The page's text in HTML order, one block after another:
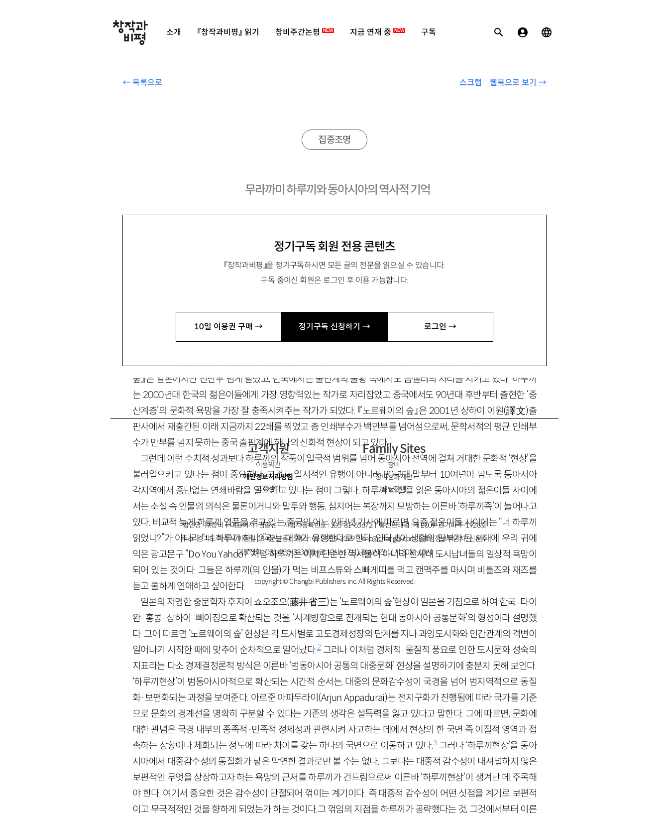
소개 『창작과비평』 읽기 창비주간논평 NEW 지금 연재 중 NEW 구독
← 목록으로 웹북으로 보기 →
스크랩
정기구독 회원 전용 콘텐츠
『창작과비평』을 정기구독하시면 모든 글의 전문을 읽으실 수 있습니다.
구독 중이신 회원은 로그인 후 이용 가능합니다.
10일 이용권 구매 → 정기구독 신청하기 → 로그인 →
집중조명
무라까미 하루끼와 동아시아의 역사적 기억
성공회대 동아시아연구소 연구교수, 중국 현대문학. 주요 논문으로 「포스트모더니즘시대 중국지식계의 ‘문화’담
론」 「현대 중국의 계몽주의 문학론에 대한 비판적 고찰」 등이 있다. jiwoon-b@hanmail.net
1. 감수성이 단절된 틈
미 하루끼(村上春樹) 소설은 전무후무한 판매부수를 기록하며 동아시아 전역으로 확산되고 있다. 『노르웨이의
숲』은 일본에서만 천만부 넘게 팔렸고, 한국에서는 출판계의 불황 속에서도 톱쎌러의 자리를 지키고 있다. 하루끼
는 2000년대 한국의 젊은이들에게 가장 영향력있는 작가로 자리잡았고 중국에서도 90년대 후반부터 출현한 ‘중
산계층’의 문화적 욕망을 가장 잘 충족시켜주는 작가가 되었다. 『노르웨이의 숲』은 2001년 샹하이 이원(譯文)출
판사에서 재출간된 이래 지금까지 22쇄를 찍었고 총 인쇄부수가 백만부를 넘어섬으로써, 문학서적의 평균 인쇄부
수가 만부를 넘지 못하는 중국 출판계에 하나의 신화적 현상이 되고 있다.1
그런데 이런 수치적 성과보다 하루끼의 작품이 일국적 범위를 넘어 동아시아 전역에 걸쳐 거대한 문화적 ‘현상’을
불러일으키고 있다는 점이 중요하다. 그것도 일시적인 유행이 아니라 80년대 말부터 10여년이 넘도록 동아시아
각지역에서 중단없는 연쇄바람을 일으키고 있다는 점이 그렇다. 하루끼 소설을 읽은 동아시아의 젊은이들 사이에
서는 소설 속 인물의 의식은 물론이거니와 말투와 행동, 심지어는 복장까지 모방하는 이른바 ‘하루끼족’이 늘어나고
있다. 비교적 늦게 하루끼 열풍을 겪고 있는 중국의 어느 인터넷 기사에 따르면, 요즘 젊은이들 사이에는 “너 하루끼
읽었니?”가 아니라 “너 하루끼 하니?”라는 대화가 유행한다고 한다. 인터넷이 생활의 일부가 된 시대에 우리 귀에
익은 광고문구 “Do You Yahoo?”처럼 하루끼는 이제 단순한 독서물이 아니라 신세대 도시남녀들의 일상적 욕망이
되어 있는 것이다. 그들은 하루끼(의 인물)가 먹는 비프스튜와 스빠게띠를 먹고 캔맥주를 마시며 비틀즈와 재즈를
듣고 쿨하게 연애하고 싶어한다.
일본의 저명한 중문학자 후지이 쇼오조오(藤井省三)는 ‘노르웨이의 숲’현상이 일본을 기점으로 하여 한국–타이
완–홍콩–샹하이–뻬이징으로 확산되는 것을, ‘시계방향으로 전개되는 현대 동아시아 공통문화’의 형성이라 설명했
다. 그에 따르면 ‘노르웨이의 숲’ 현상은 각 도시별로 고도경제성장의 단계를 지나 과잉도시화와 인간관계의 격변이
일어나기 시작한 때에 맞추어 순차적으로 일어났다.2그러나 이처럼 경제적·물질적 풍요로 인한 도시문화 성숙의
지표라는 다소 경제결정론적 방식은 이른바 ‘범동아시아 공통의 대중문화’ 현상을 설명하기에 충분치 못해 보인다.
‘하루끼현상’이 범동아시아적으로 확산되는 시간적 순서는, 대중의 문화감수성이 국경을 넘어 범지역적으로 동질
화·보편화되는 과정을 보여준다. 아르준 아파두라이(Arjun Appadurai)는 전지구화가 진행됨에 따라 국가를 기준
으로 문화의 경계선을 명확히 구분할 수 있다는 기존의 생각은 설득력을 잃고 있다고 말한다. 그에 따르면, 문화에
대한 관념은 국경 내부의 종족적·민족적 정체성과 관련시켜 사고하는 데에서 현상의 한 국면 즉 이질적 영역과 접
촉하는 상황이나 체화되는 정도에 따라 차이를 갖는 하나의 국면으로 이동하고 있다.3그러나 ‘하루끼현상’을 동아
시아에서 대중감수성의 동질화가 낳은 막연한 결과로만 볼 수는 없다. 그보다는 대중적 감수성이 내셔널하지 않은
보편적인 무엇을 상상하고자 하는 욕망의 근저를 하루끼가 건드림으로써 이른바 ‘하루끼현상’이 생겨난 데 주목해
야 한다. 여기서 중요한 것은 감수성이 단절되어 꺾이는 계기이다. 즉 대중적 감수성이 어떤 싯점을 계기로 보편적
이고 무국적적인 것을 향하게 되었는가 하는 것이다.그 꺾임의 지점을 하루끼가 공략했다는 것, 그것에서부터 이른
고객지원
이용약관
개인정보처리방침
고객센터
Family Sites
창비
창비문화재단
클럽창비
법인명 : ㈜창비ㅣ대표이사 : 염종선ㅣ사업자등록번호 : 105-81-63672ㅣ통신판매업 : 제 2009-경기파주-1928호
주소 : 경기도 파주시 회동길 184(문발동)ㅣ팩스 : 031-955-3399 ㅣcnc@changbi.comㅣ개인정보책임자 : 신문수
대표전화 : 031-955-3333(월~금 10시~17시), 점심시간 11시 30분~13시
copyright © Changbi Publishers, inc. All Rights Reserved.